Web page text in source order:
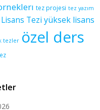
tez projesi tez yazım
Tezi yüksek lisans
tezler özel ders